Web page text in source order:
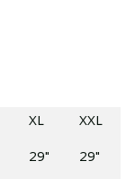
XL
XXL
29" 29"